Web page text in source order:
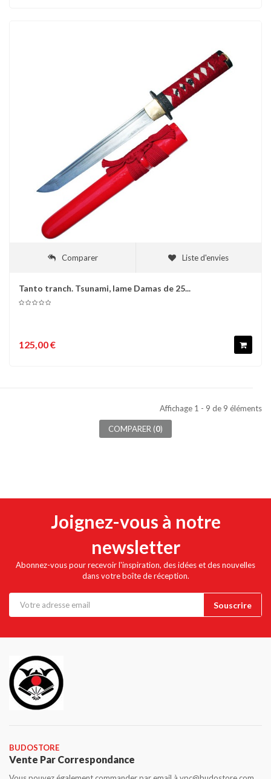
Comparer Liste d'envies
Tanto tranch. Tsunami, lame Damas de 25...
125,00 €
Affichage 1 - 9 de 9 éléments
COMPARER (0)
Joignez-vous à notre
newsletter
Abonnez-vous pour recevoir l'inspiration, des idées et des nouvelles
dans votre boîte de réception.
BUDOSTORE
Vente Par Correspondance